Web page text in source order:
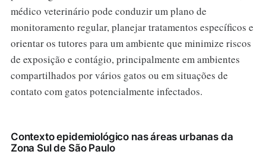
médico veterinário pode conduzir um plano de
monitoramento regular, planejar tratamentos específicos e
orientar os tutores para um ambiente que minimize riscos
de exposição e contágio, principalmente em ambientes
compartilhados por vários gatos ou em situações de
contato com gatos potencialmente infectados.
Contexto epidemiológico nas áreas urbanas da
Zona Sul de São Paulo